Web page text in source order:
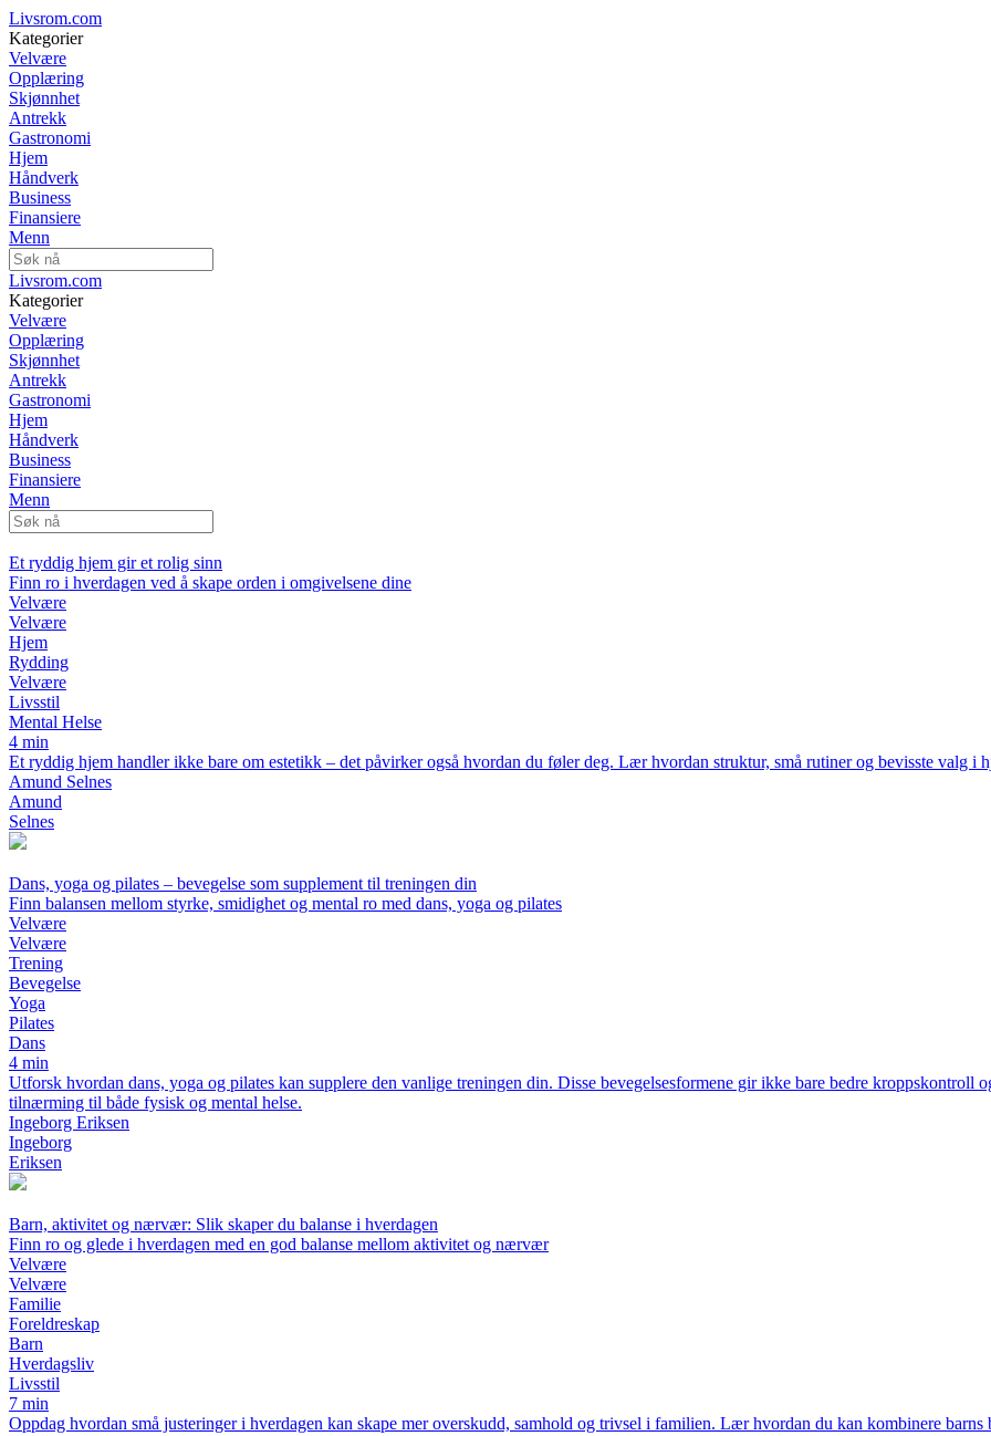
Livsrom.com
Kategorier
Velvære
Opplæring
Skjønnhet
Antrekk
Gastronomi
Hjem
Håndverk
Business
Finansiere
Menn
Livsrom.com
Kategorier
Velvære
Opplæring
Skjønnhet
Antrekk
Gastronomi
Hjem
Håndverk
Business
Finansiere
Menn
Et ryddig hjem gir et rolig sinn
Finn ro i hverdagen ved å skape orden i omgivelsene dine
Velvære
Velvære
Hjem
Rydding
Velvære
Livsstil
Mental Helse
4 min
Et ryddig hjem handler ikke bare om estetikk – det påvirker også hvordan du føler deg. Lær hvordan struktur, små rutiner og bevisste valg i
Amund Selnes
Amund
Selnes
Dans, yoga og pilates – bevegelse som supplement til treningen din
Finn balansen mellom styrke, smidighet og mental ro med dans, yoga og pilates
Velvære
Velvære
Trening
Bevegelse
Yoga
Pilates
Dans
4 min
Utforsk hvordan dans, yoga og pilates kan supplere den vanlige treningen din. Disse bevegelsesformene gir ikke bare bedre kroppskontroll
tilnærming til både fysisk og mental helse.
Ingeborg Eriksen
Ingeborg
Eriksen
Barn, aktivitet og nærvær: Slik skaper du balanse i hverdagen
Finn ro og glede i hverdagen med en god balanse mellom aktivitet og nærvær
Velvære
Velvære
Familie
Foreldreskap
Barn
Hverdagsliv
Livsstil
7 min
Oppdag hvordan små justeringer i hverdagen kan skape mer overskudd, samhold og trivsel i familien. Lær hvordan du kan kombinere